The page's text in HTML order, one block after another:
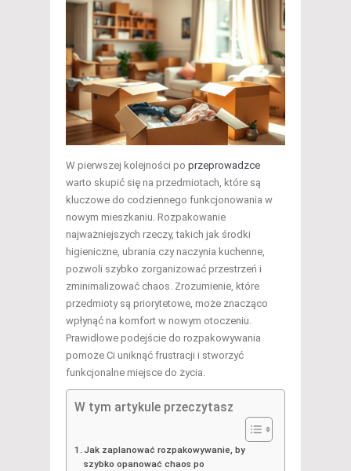
W pierwszej kolejności po przeprowadzce
warto skupić się na przedmiotach, które są
kluczowe do codziennego funkcjonowania w
nowym mieszkaniu. Rozpakowanie
najważniejszych rzeczy, takich jak środki
higieniczne, ubrania czy naczynia kuchenne,
pozwoli szybko zorganizować przestrzeń i
zminimalizować chaos. Zrozumienie, które
przedmioty są priorytetowe, może znacząco
wpłynąć na komfort w nowym otoczeniu.
Prawidłowe podejście do rozpakowywania
pomoże Ci uniknąć frustracji i stworzyć
funkcjonalne miejsce do życia.
W tym artykule przeczytasz
Jak zaplanować rozpakowywanie, by
szybko opanować chaos po